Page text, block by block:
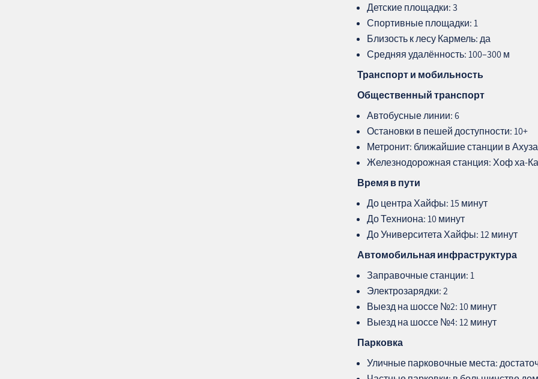
Детские площадки: 3
Спортивные площадки: 1
Близость к лесу Кармель: да
Средняя удалённость: 100–300 м
Транспорт и мобильность
Общественный транспорт
Автобусные линии: 6
Остановки в пешей доступности: 10+
Метронит: ближайшие станции в
Железнодорожная станция: Хоф ха-
Время в пути
До центра Хайфы: 15 минут
До Техниона: 10 минут
До Университета Хайфы: 12 минут
Автомобильная инфраструктура
Заправочные станции: 1
Электрозарядки: 2
Выезд на шоссе №2: 10 минут
Выезд на шоссе №4: 12 минут
Парковка
Уличные парковочные места: